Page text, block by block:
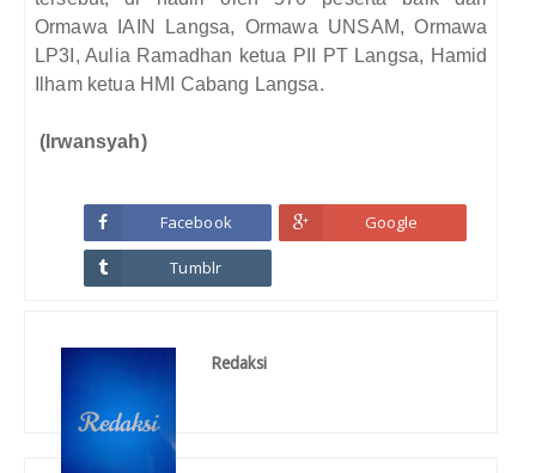
Ormawa IAIN Langsa, Ormawa UNSAM, Ormawa
LP3I, Aulia Ramadhan ketua PII PT Langsa, Hamid
Ilham ketua HMI Cabang Langsa.
(Irwansyah)
Facebook Google
Tumblr
Redaksi